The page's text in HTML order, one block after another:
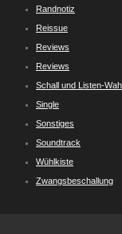
Randnotiz
Reissue
Reviews
Reviews
Schall und Listen-
Single
Sonstiges
Soundtrack
Wühlkiste
Zwangsbeschallung